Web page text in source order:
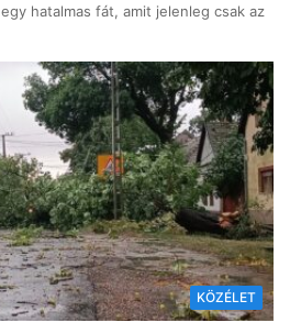
hatalmas fát, amit jelenleg csak az
KÖZÉLET